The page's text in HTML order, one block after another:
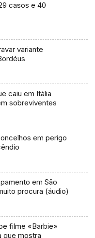
casos e 40
variante
caiu em Itália
sobreviventes
em perigo
em São
procura (áudio)
filme «Barbie»
que mostra